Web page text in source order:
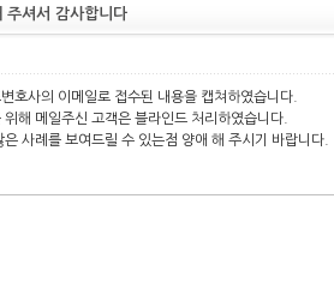
주셔서 감사합니다
호사의 이메일로 접수된 내용을 캡쳐하였습니다.
위해 메일주신 고객은 블라인드 처리하였습니다.
은 사례를 보여드릴 수 있는점 양애 해 주시기 바랍니다.